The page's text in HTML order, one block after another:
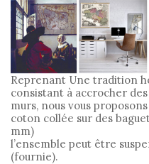
Reprenant Une tradition
consistant à accrocher
murs, nous vous
coton collée sur des
mm)
l’ensemble peut être
(fournie).